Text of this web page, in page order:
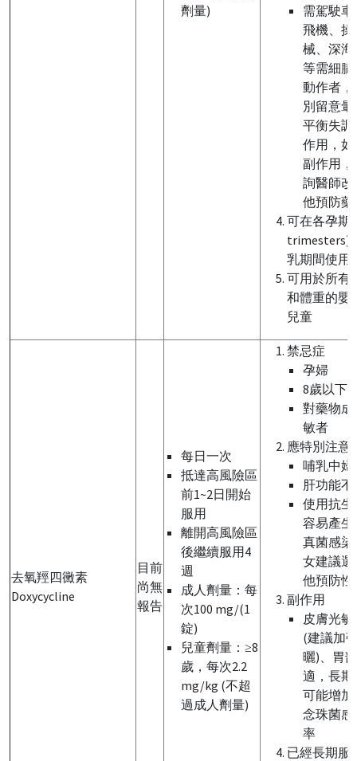
劑量)
需駕駛
飛機、操
械、深海
等需細膩
動作者，
別留意
平衡失調
作用，如
副作用，
詢醫師改
他預防藥
可在各孕期
trimesters)
乳期間使用
可用於所有
和體重的嬰
兒童
去氧羥四黴素
Doxycycline
目前
尚無
報告
每日一次
抵達高風險區
前1~2日開始
服用
離開高風險區
後繼續服用4
週
成人劑量：每
次100 mg/(1
錠)
兒童劑量：≥8
歲，每次2.2
mg/kg (不超
過成人劑量)
禁忌症
孕婦
8歲以下
對藥物成
敏者
應特別注意
哺乳中婦
肝功能
使用抗生
容易產生
真菌感染
女建議選
他預防性
副作用
皮膚光
(建議加
曬)、胃
適，長期
可能增加
念珠菌感
率
已經長期服